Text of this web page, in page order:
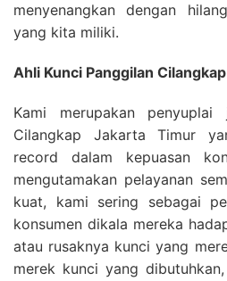
menyenangkan dengan
yang kita miliki.
Ahli Kunci Panggilan
Kami merupakan
Cilangkap Jakarta Timur
record dalam kepuasan
mengutamakan pelayanan
kuat, kami sering sebagai
konsumen dikala mereka
atau rusaknya kunci yang
merek kunci yang